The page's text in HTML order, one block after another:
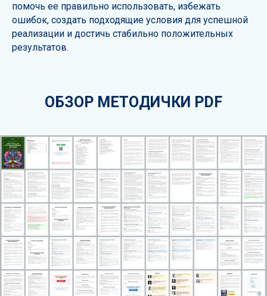
помочь ее правильно использовать, избежать
ошибок, создать подходящие условия для успешной
реализации и достичь стабильно положительных
результатов.
ОБЗОР МЕТОДИЧКИ PDF